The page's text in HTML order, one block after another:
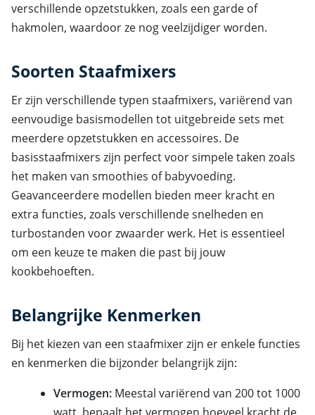
verschillende opzetstukken, zoals een garde of
hakmolen, waardoor ze nog veelzijdiger worden.
Soorten Staafmixers
Er zijn verschillende typen staafmixers, variërend van
eenvoudige basismodellen tot uitgebreide sets met
meerdere opzetstukken en accessoires. De
basisstaafmixers zijn perfect voor simpele taken zoals
het maken van smoothies of babyvoeding.
Geavanceerdere modellen bieden meer kracht en
extra functies, zoals verschillende snelheden en
turbostanden voor zwaarder werk. Het is essentieel
om een keuze te maken die past bij jouw
kookbehoeften.
Belangrijke Kenmerken
Bij het kiezen van een staafmixer zijn er enkele functies
en kenmerken die bijzonder belangrijk zijn:
Vermogen: Meestal variërend van 200 tot 1000